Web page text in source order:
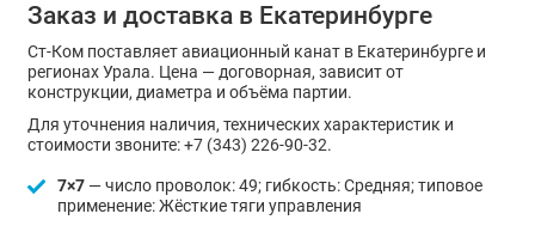
Заказ и доставка в Екатеринбурге
Ст-Ком поставляет авиационный канат в Екатеринбурге и
регионах Урала. Цена — договорная, зависит от
конструкции, диаметра и объёма партии.
Для уточнения наличия, технических характеристик и
стоимости звоните: +7 (343) 226-90-32.
7×7— число проволок: 49; гибкость: Средняя; типовое
применение: Жёсткие тяги управления